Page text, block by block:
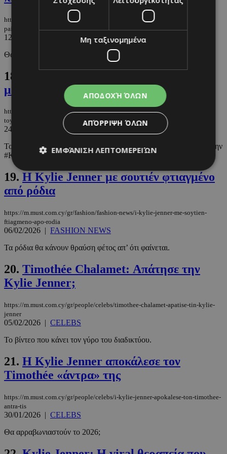
https://m.must.com.cy/gr/people/celebs/kylie-jenner-thelo-na-kano-ki-alla-
paidia
12/03/2026
CELEBS
Θα ήθελε να κάνει παιδί με τον Timothée Chalamet;
18.
μας δίνει το απόλυτο inspo
https://m.must.com.cy/gr/fashion/fashion-news/h-annita-me-to-viral-xrwma-
toy-2026-mas-dinei-to-apolyto-inspo
24/02/2026
FASHION NEWS
Το βελούδινο πορτοκαλί κοστούμι που έκλεψε τις εντυπώσεις στην
#ΚοινοβουλευτικήΕβδομάδα.
19. Η Kylie Jenner με σουτιέν φτιαγμένο
από ρόδια
https://m.must.com.cy/gr/fashion/fashion-news/i-kylie-jenner-me-soytien-
ftiagmeno-apo-rodia
06/02/2026 | FASHION NEWS
Τα ρόδια θα κάνουν θραύση φέτος απ’ ότι φαίνεται.
20. Timothée Chalamet: Απάτησε την
Kylie Jenner;
https://m.must.com.cy/gr/people/celebs/timothee-chalamet-apatise-tin-kylie-
jenner
05/02/2026 | CELEBS
Το βίντεο που κάνει τον γύρο του διαδικτύου.
21. Η Kylie Jenner αποκάλεσε τον
Timothée «άντρα» της
https://m.must.com.cy/gr/people/celebs/i-kylie-jenner-apokalese-ton-timothee-
antra-tis
30/01/2026 | CELEBS
Θα αρραβωνιαστούν το 2026;
Μη ταξινομημένα
ΑΠΟΔΟΧΉ ΌΛΩΝ
ΑΠΌΡΡΙΨΗ ΌΛΩΝ
ΕΜΦΆΝΙΣΗ ΛΕΠΤΟΜΕΡΕΙΏΝ
βασικές λειτουργίες του ιστότοπου, όπως τη
σύνδεση χρήστη και τη διαχείριση λογαριασμού.
Ο ιστότοπος δεν μπορεί να χρησιμοποιηθεί σωστά
χωρίς τα απολύτως απαραίτητα cookies.
Ονοματεπώνυμο
PinToTopCookie www.must.com.cy 12 ώρες